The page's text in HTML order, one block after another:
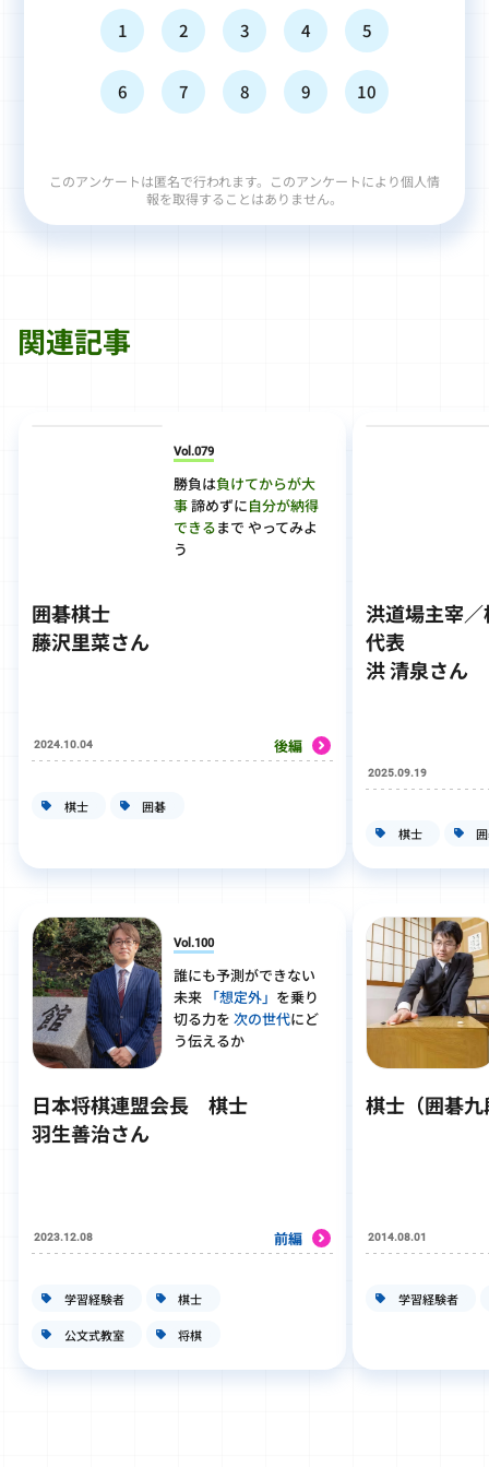
1 2 3 4 5
6 7 8 9 10
このアンケートは匿名で行われます。このアンケートにより個人情
報を取得することはありません。
関連記事
Vol.079
勝負は負けてからが大
事諦めずに自分が納得
できるまで やってみよ
う
囲碁棋士
藤沢里菜さん
2024.10.04 後編
棋士 囲碁
Vol.100
誰にも予測ができない
未来 「想定外」 を乗り
切る力を 次の世代にど
う伝えるか
日本将棋連盟会長 棋士
羽生善治さん
2023.12.08 前編
学習経験者 棋士
公文式教室 将棋
洪道場主宰
代表
洪 清泉さん
2025.09.19
棋士
棋士（囲碁
2014.08.01
学習経験者